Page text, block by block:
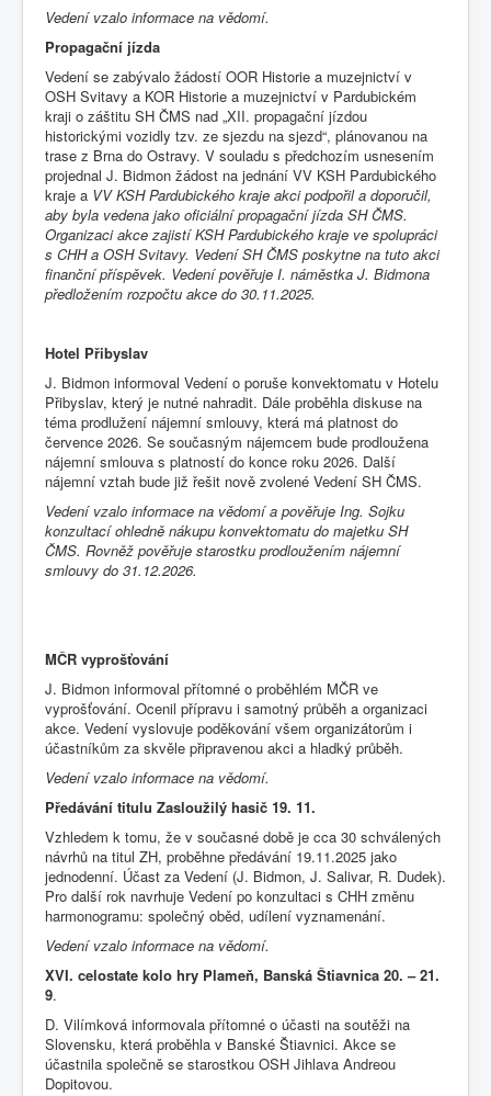
Vedení vzalo informace na vědomí.
Propagační jízda
Vedení se zabývalo žádostí OOR Historie a muzejnictví v
OSH Svitavy a KOR Historie a muzejnictví v Pardubickém
kraji o záštitu SH ČMS nad „XII. propagační jízdou
historickými vozidly tzv. ze sjezdu na sjezd“, plánovanou na
trase z Brna do Ostravy. V souladu s předchozím usnesením
projednal J. Bidmon žádost na jednání VV KSH Pardubického
kraje a VV KSH Pardubického kraje akci podpořil a doporučil,
aby byla vedena jako oficiální propagační jízda SH ČMS.
Organizaci akce zajistí KSH Pardubického kraje ve spolupráci
s CHH a OSH Svitavy. Vedení SH ČMS poskytne na tuto akci
finanční příspěvek. Vedení pověřuje I. náměstka J. Bidmona
předložením rozpočtu akce do 30.11.2025.
Hotel Přibyslav
J. Bidmon informoval Vedení o poruše konvektomatu v Hotelu
Přibyslav, který je nutné nahradit. Dále proběhla diskuse na
téma prodlužení nájemní smlouvy, která má platnost do
července 2026. Se současným nájemcem bude prodloužena
nájemní smlouva s platností do konce roku 2026. Další
nájemní vztah bude již řešit nově zvolené Vedení SH ČMS.
Vedení vzalo informace na vědomí a pověřuje Ing. Sojku
konzultací ohledně nákupu konvektomatu do majetku SH
ČMS. Rovněž pověřuje starostku prodloužením nájemní
smlouvy do 31.12.2026.
MČR vyprošťování
J. Bidmon informoval přítomné o proběhlém MČR ve
vyprošťování. Ocenil přípravu i samotný průběh a organizaci
akce. Vedení vyslovuje poděkování všem organizátorům i
účastníkům za skvěle připravenou akci a hladký průběh.
Vedení vzalo informace na vědomí.
Předávání titulu Zasloužilý hasič 19. 11.
Vzhledem k tomu, že v současné době je cca 30 schválených
návrhů na titul ZH, proběhne předávání 19.11.2025 jako
jednodenní. Účast za Vedení (J. Bidmon, J. Salivar, R. Dudek).
Pro další rok navrhuje Vedení po konzultaci s CHH změnu
harmonogramu: společný oběd, udílení vyznamenání.
Vedení vzalo informace na vědomí.
XVI. celostate kolo hry Plameň, Banská Štiavnica 20. – 21.
9.
D. Vilímková informovala přítomné o účasti na soutěži na
Slovensku, která proběhla v Banské Štiavnici. Akce se
účastnila společně se starostkou OSH Jihlava Andreou
Dopitovou.